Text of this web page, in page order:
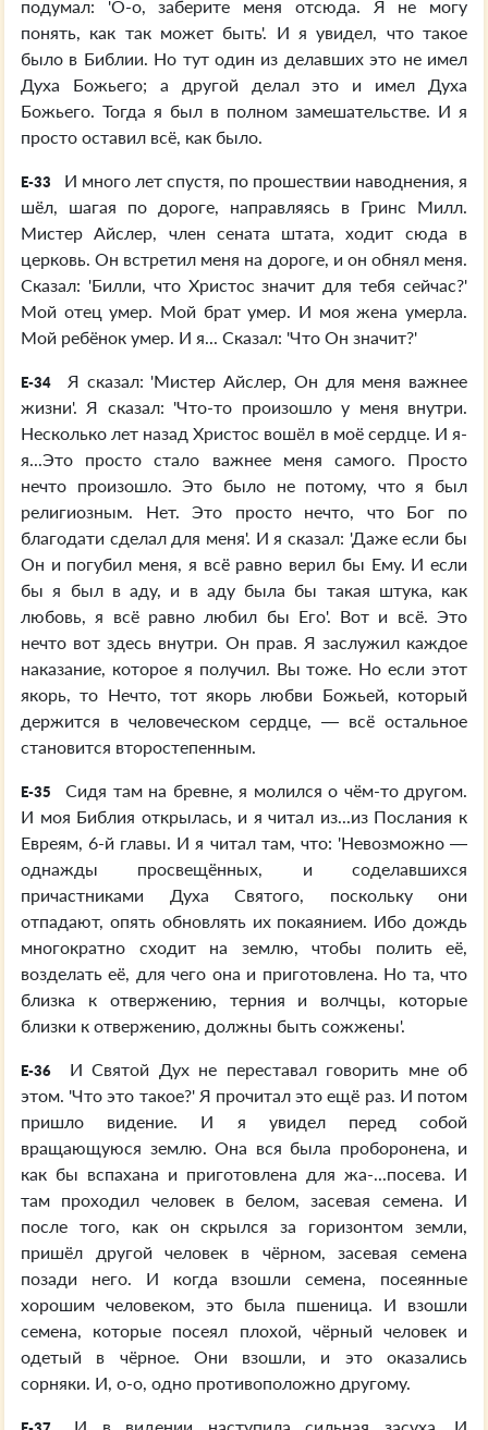
подумал: 'О-о, заберите меня отсюда. Я не могу
понять, как так может быть'. И я увидел, что такое
было в Библии. Но тут один из делавших это не имел
Духа Божьего; а другой делал это и имел Духа
Божьего. Тогда я был в полном замешательстве. И я
просто оставил всё, как было.
E-33
И много лет спустя, по прошествии наводнения, я
шёл, шагая по дороге, направляясь в Гринс Милл.
Мистер Айслер, член сената штата, ходит сюда в
церковь. Он встретил меня на дороге, и он обнял меня.
Сказал: 'Билли, что Христос значит для тебя сейчас?'
Мой отец умер. Мой брат умер. И моя жена умерла.
Мой ребёнок умер. И я... Сказал: 'Что Он значит?'
E-34
Я сказал: 'Мистер Айслер, Он для меня важнее
жизни'. Я сказал: 'Что-то произошло у меня внутри.
Несколько лет назад Христос вошёл в моё сердце. И я-
я...Это просто стало важнее меня самого. Просто
нечто произошло. Это было не потому, что я был
религиозным. Нет. Это просто нечто, что Бог по
благодати сделал для меня'. И я сказал: 'Даже если бы
Он и погубил меня, я всё равно верил бы Ему. И если
бы я был в аду, и в аду была бы такая штука, как
любовь, я всё равно любил бы Его'. Вот и всё. Это
нечто вот здесь внутри. Он прав. Я заслужил каждое
наказание, которое я получил. Вы тоже. Но если этот
якорь, то Нечто, тот якорь любви Божьей, который
держится в человеческом сердце, — всё остальное
становится второстепенным.
E-35
Сидя там на бревне, я молился о чём-то другом.
И моя Библия открылась, и я читал из...из Послания к
Евреям, 6-й главы. И я читал там, что: 'Невозможно —
однажды просвещённых, и соделавшихся
причастниками Духа Святого, поскольку они
отпадают, опять обновлять их покаянием. Ибо дождь
многократно сходит на землю, чтобы полить её,
возделать её, для чего она и приготовлена. Но та, что
близка к отвержению, терния и волчцы, которые
близки к отвержению, должны быть сожжены'.
E-36
И Святой Дух не переставал говорить мне об
этом. 'Что это такое?' Я прочитал это ещё раз. И потом
пришло видение. И я увидел перед собой
вращающуюся землю. Она вся была проборонена, и
как бы вспахана и приготовлена для жа-...посева. И
там проходил человек в белом, засевая семена. И
после того, как он скрылся за горизонтом земли,
пришёл другой человек в чёрном, засевая семена
позади него. И когда взошли семена, посеянные
хорошим человеком, это была пшеница. И взошли
семена, которые посеял плохой, чёрный человек и
одетый в чёрное. Они взошли, и это оказались
сорняки. И, о-о, одно противоположно другому.